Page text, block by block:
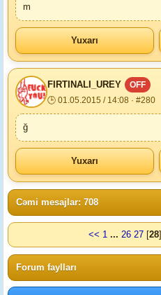
m
Yuxarı
FIRTINALI_UREY
OFF
🕒 01.05.2015 / 14:08 · #280
ğ
Yuxarı
Cəmi mesajlar: 708
<< 1 ... 26 27[28]
Forum faylları